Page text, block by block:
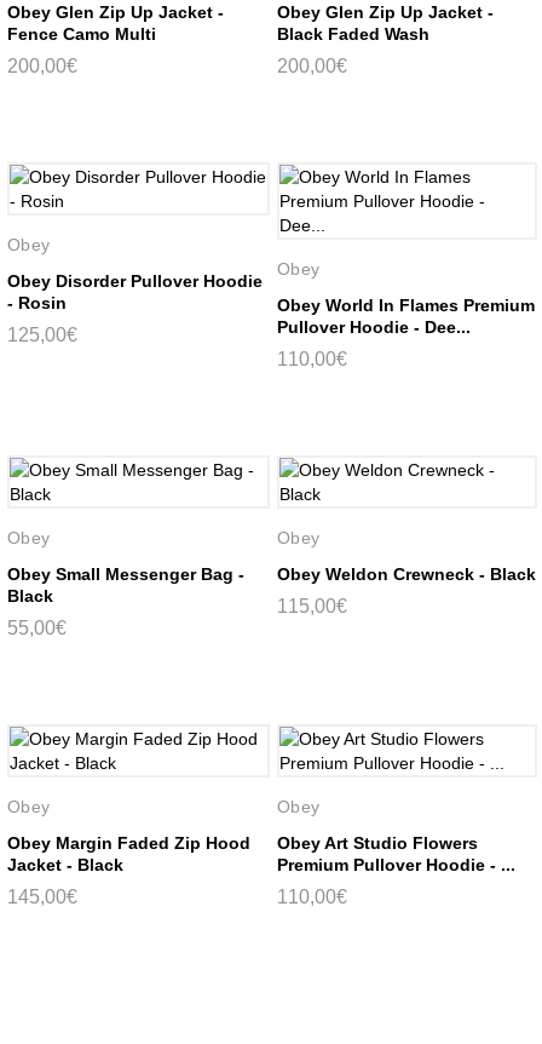
Obey Glen Zip Up Jacket -
Fence Camo Multi
200,00€
Obey Glen Zip Up Jacket -
Black Faded Wash
200,00€
Obey
Obey Disorder Pullover Hoodie
- Rosin
125,00€
Obey
Obey World In Flames Premium
Pullover Hoodie - Dee...
110,00€
Obey
Obey Small Messenger Bag -
Black
55,00€
Obey
Obey Weldon Crewneck - Black
115,00€
Obey
Obey Margin Faded Zip Hood
Jacket - Black
145,00€
Obey
Obey Art Studio Flowers
Premium Pullover Hoodie - ...
110,00€